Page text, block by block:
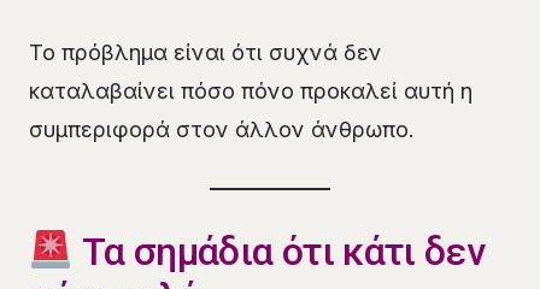
Το πρόβλημα είναι ότι συχνά δεν
καταλαβαίνει πόσο πόνο προκαλεί αυτή η
συμπεριφορά στον άλλον άνθρωπο.
Τα σημάδια ότι κάτι δεν